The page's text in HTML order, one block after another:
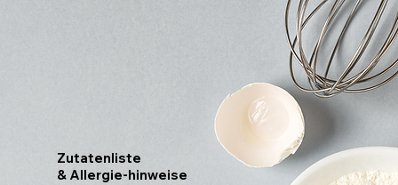
Zutatenliste
& Allergie-hinweise